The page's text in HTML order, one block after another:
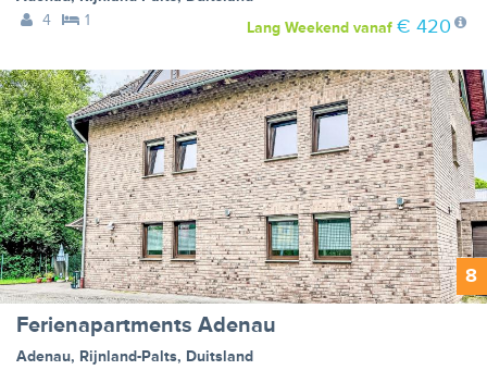
4
1 Lang Weekendvanaf € 420
8
Ferienapartments Adenau
Adenau, Rijnland-Palts, Duitsland